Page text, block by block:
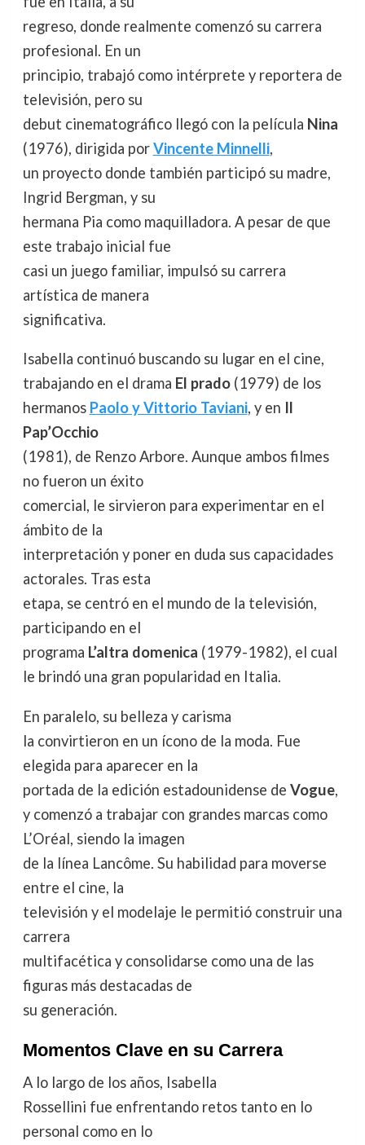
regreso, donde realmente comenzó su carrera
profesional. En un
principio, trabajó como intérprete y reportera de
televisión, pero su
debut cinematográfico llegó con la película Nina
(1976), dirigida porVincente Minnelli,
un proyecto donde también participó su madre,
Ingrid Bergman, y su
hermana Pia como maquilladora. A pesar de que
este trabajo inicial fue
casi un juego familiar, impulsó su carrera
artística de manera
significativa.
Isabella continuó buscando su lugar en el cine,
trabajando en el drama El prado(1979) de los
hermanos Paolo y Vittorio Taviani, y en Il
Pap’Occhio
(1981), de Renzo Arbore. Aunque ambos filmes
no fueron un éxito
comercial, le sirvieron para experimentar en el
ámbito de la
interpretación y poner en duda sus capacidades
actorales. Tras esta
etapa, se centró en el mundo de la televisión,
participando en el
programa L’altra domenica (1979-1982), el cual
le brindó una gran popularidad en Italia.
En paralelo, su belleza y carisma
la convirtieron en un ícono de la moda. Fue
elegida para aparecer en la
portada de la edición estadounidense de Vogue,
y comenzó a trabajar con grandes marcas como
L’Oréal, siendo la imagen
de la línea Lancôme. Su habilidad para moverse
entre el cine, la
televisión y el modelaje le permitió construir una
carrera
multifacética y consolidarse como una de las
figuras más destacadas de
su generación.
Momentos Clave en su Carrera
A lo largo de los años, Isabella
Rossellini fue enfrentando retos tanto en lo
personal como en lo